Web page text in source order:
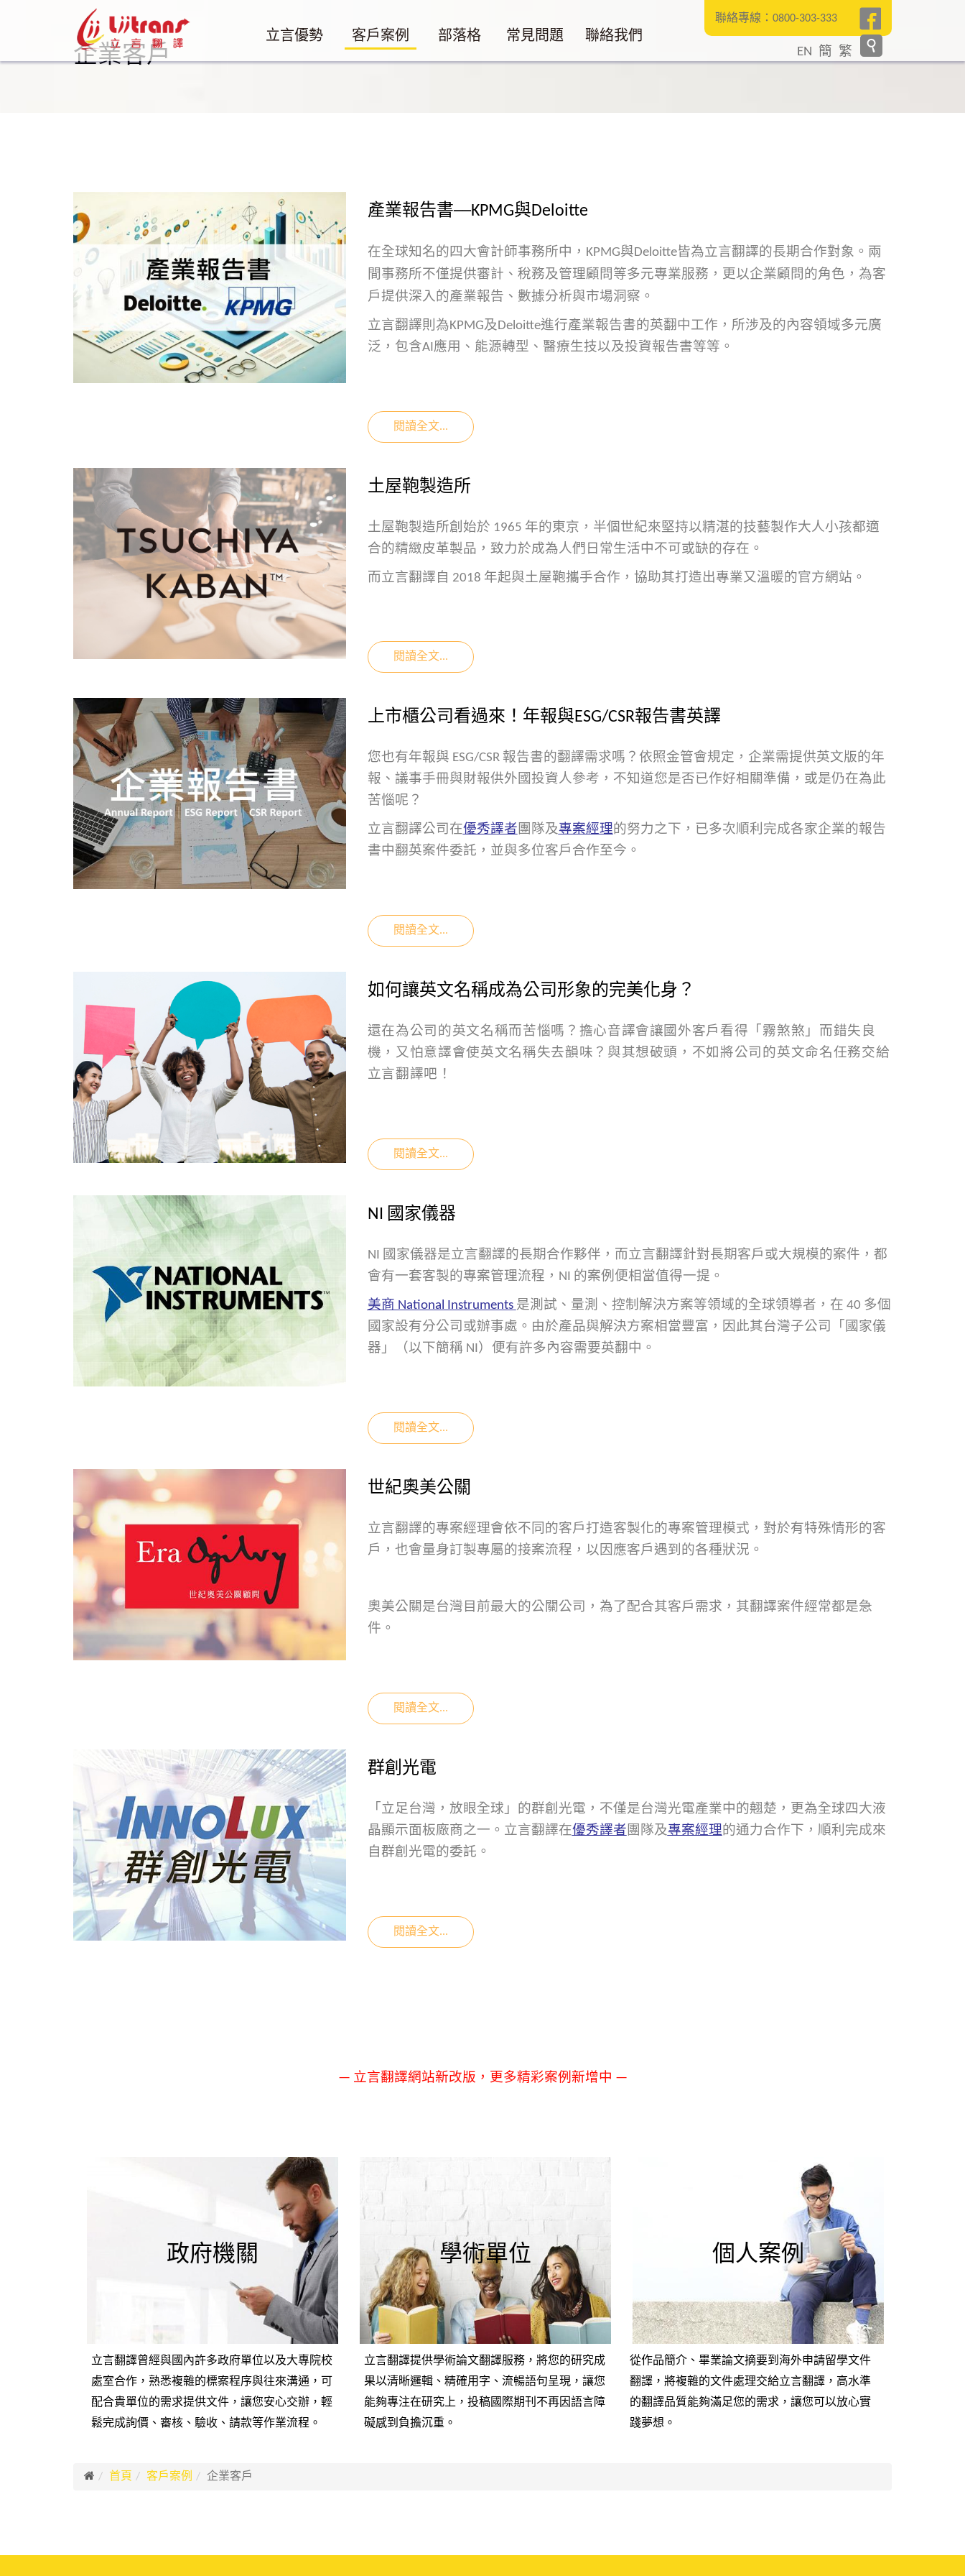
立言優勢 客戶案例 部落格 常見問題 聯絡我們
聯絡專線：0800-303-333
EN 簡 繁
企業客戶
產業報告書──KPMG與Deloitte
在全球知名的四大會計師事務所中，KPMG與Deloitte皆為立言翻譯的長期合作對象。兩
間事務所不僅提供審計、稅務及管理顧問等多元專業服務，更以企業顧問的角色，為客
戶提供深入的產業報告、數據分析與市場洞察。
立言翻譯則為KPMG及Deloitte進行產業報告書的英翻中工作，所涉及的內容領域多元廣
泛，包含AI應用、能源轉型、醫療生技以及投資報告書等等。
閱讀全文...
土屋鞄製造所
土屋鞄製造所創始於 1965 年的東京，半個世紀來堅持以精湛的技藝製作大人小孩都適
合的精緻皮革製品，致力於成為人們日常生活中不可或缺的存在。
而立言翻譯自 2018 年起與土屋鞄攜手合作，協助其打造出專業又溫暖的官方網站。
閱讀全文...
上市櫃公司看過來！年報與ESG/CSR報告書英譯
您也有年報與 ESG/CSR 報告書的翻譯需求嗎？依照金管會規定，企業需提供英文版的年
報、議事手冊與財報供外國投資人參考，不知道您是否已作好相關準備，或是仍在為此
苦惱呢？
立言翻譯公司在優秀譯者 團隊及專案經理 的努力之下，已多次順利完成各家企業的報告
書中翻英案件委託，並與多位客戶合作至今。
閱讀全文...
如何讓英文名稱成為公司形象的完美化身？
還在為公司的英文名稱而苦惱嗎？擔心音譯會讓國外客戶看得「霧煞煞」而錯失良
機，又怕意譯會使英文名稱失去韻味？與其想破頭，不如將公司的英文命名任務交給
立言翻譯吧！
閱讀全文...
NI 國家儀器
NI 國家儀器是立言翻譯的長期合作夥伴，而立言翻譯針對長期客戶或大規模的案件，都
會有一套客製的專案管理流程，NI 的案例便相當值得一提。
美商 National Instruments 是測試、量測、控制解決方案等領域的全球領導者，在 40 多個
國家設有分公司或辦事處。由於產品與解決方案相當豐富，因此其台灣子公司「國家儀
器」（以下簡稱 NI）便有許多內容需要英翻中。
閱讀全文...
世紀奧美公關
立言翻譯的專案經理會依不同的客戶打造客製化的專案管理模式，對於有特殊情形的客
戶，也會量身訂製專屬的接案流程，以因應客戶遇到的各種狀況。
奧美公關是台灣目前最大的公關公司，為了配合其客戶需求，其翻譯案件經常都是急
件。
閱讀全文...
群創光電
「立足台灣，放眼全球」的群創光電，不僅是台灣光電產業中的翹楚，更為全球四大液
晶顯示面板廠商之一。立言翻譯在優秀譯者 團隊及專案經理 的通力合作下，順利完成來
自群創光電的委託。
閱讀全文...
— 立言翻譯網站新改版，更多精彩案例新增中 —
政府機關
立言翻譯曾經與國內許多政府單位以及大專院校
處室合作，熟悉複雜的標案程序與往來溝通，可
配合貴單位的需求提供文件，讓您安心交辦，輕
鬆完成詢價、審核、驗收、請款等作業流程。
學術單位
立言翻譯提供學術論文翻譯服務，將您的研究成
果以清晰邏輯、精確用字、流暢語句呈現，讓您
能夠專注在研究上，投稿國際期刊不再因語言障
礙感到負擔沉重。
個人案例
從作品簡介、畢業論文摘要到海外申請留學文件
翻譯，將複雜的文件處理交給立言翻譯，高水準
的翻譯品質能夠滿足您的需求，讓您可以放心實
踐夢想。
首頁 客戶案例 企業客戶
客戶案例
SEARCH